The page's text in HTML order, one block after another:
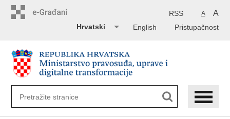
A A
RSS
Pristupačnost
English
Hrvatski